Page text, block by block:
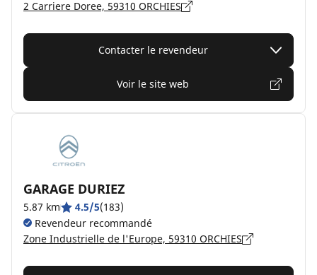
2 Carriere Doree, 59310 ORCHIES
Contacter le revendeur
Voir le site web
GARAGE DURIEZ
5.87 km 4.5/5(183)
Revendeur recommandé
Zone Industrielle de l'Europe, 59310 ORCHIES